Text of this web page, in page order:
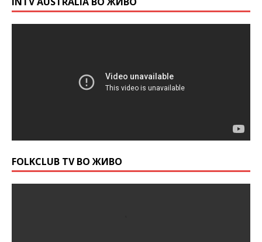
FOLKCLUB TV ВО ЖИВО